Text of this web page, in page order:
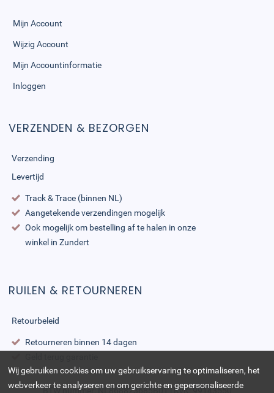
Mijn Account
Wijzig Account
Mijn Accountinformatie
Inloggen
VERZENDEN & BEZORGEN
Verzending
Levertijd
Track & Trace (binnen NL)
Aangetekende verzendingen mogelijk
Ook mogelijk om bestelling af te halen in onze
winkel in Zundert
RUILEN & RETOURNEREN
Retourbeleid
Retourneren binnen 14 dagen
BTW nummer: NL868823685B01 | KvK: 99143550
Wij gebruiken cookies om uw gebruikservaring te optimaliseren, het
webverkeer te analyseren en om gerichte en gepersonaliseerde